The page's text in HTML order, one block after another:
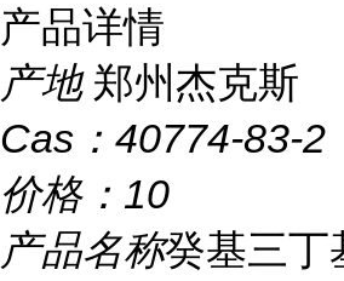
产品详情
产地 郑州杰克斯
Cas： 40774-83-2
价格： 10
产品名称癸基三丁